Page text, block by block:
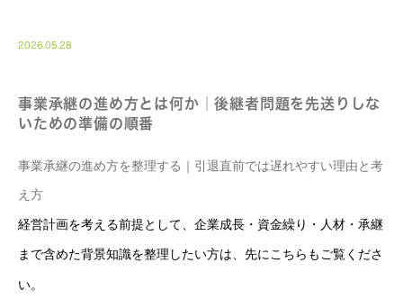
2026.05.28
事業承継の進め方とは何か｜後継者問題を先送りしな
いための準備の順番
事業承継の進め方を整理する｜引退直前では遅れやすい理由と考
え方
経営計画を考える前提として、企業成長・資金繰り・人材・承継
まで含めた背景知識を整理したい方は、先にこちらもご覧くださ
い。